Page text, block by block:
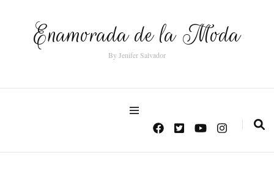
Enamorada de la Moda
By Jenifer Salvador